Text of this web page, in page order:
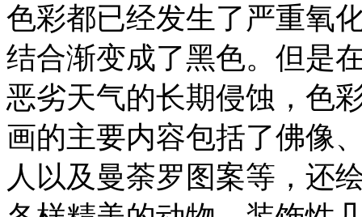
色彩都已经发生了严重氧
结合渐变成了黑色。但是
恶劣天气的长期侵蚀，色
画的主要内容包括了佛像
人以及曼荼罗图案等，还